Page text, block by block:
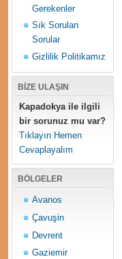
Gerekenler
Sık Sorulan
Sorular
Gizlilik Politikamız
BİZE ULAŞIN
Kapadokya ile ilgili
bir sorunuz mu var?
Tıklayın Hemen
Cevaplayalım
BÖLGELER
Avanos
Çavuşin
Devrent
Gaziemir